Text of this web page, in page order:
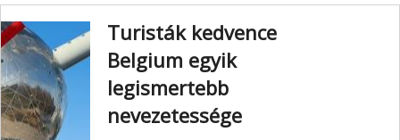
Turisták kedvence
Belgium egyik
legismertebb
nevezetessége